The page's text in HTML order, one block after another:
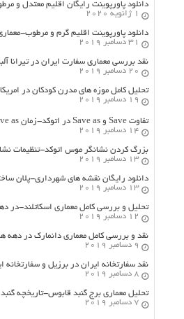
دانلود پاورپوینت رایگان اقلیم معتدل و
1 ژانویه 2020
دانلود پاورپوینت اقلیم گرم و مرطوب-
31 دسامبر 2019
نقد بررسی معماری سفارت ایران در تیرانا
20 دسامبر 2019
تحلیل کامل موزه های مدرن کودکان در
19 دسامبر 2019
تفاوت Save و Save as در اتوکد-زمان autocad Save as
14 دسامبر 2019
بزرگ کردن نشانگر موس اتوکد-تنظیمات
13 دسامبر 2019
دانلود رایگان نقشه های شهرداری-پلان
13 دسامبر 2019
تحلیل و بررسی کامل معماری اسکاتلند-در
12 دسامبر 2019
نقد و بررسی کامل معماری دانمارک در دهه
9 دسامبر 2019
نقد سفارتخانه ایران در برزیل و سفارتخانه
8 دسامبر 2019
تحلیل معماری برج گنبد قابوس-تاریخچه
7 دسامبر 2019